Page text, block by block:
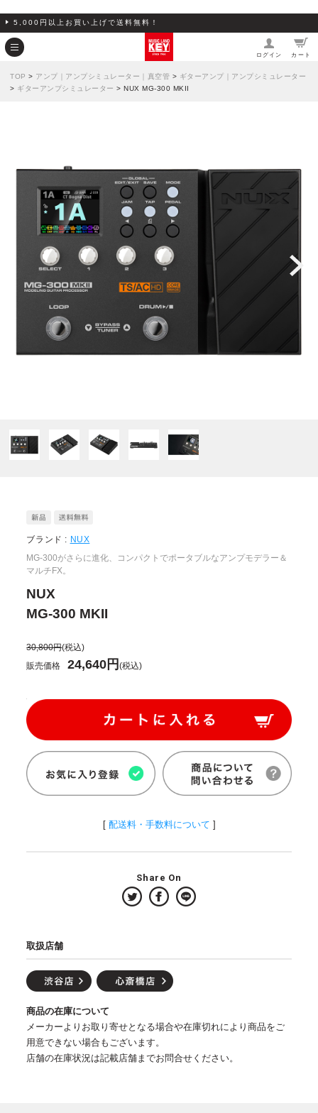
5,000円以上お買い上げで送料無料！
ログイン カート
TOP > アンプ｜アンプシミュレーター｜真空管 > ギターアンプ｜アンプシミュレーター
> ギターアンプシミュレーター > NUX MG-300 MKII
ブランド : NUX
MG-300がさらに進化、コンパクトでポータブルなアンプモデラー＆
マルチFX。
NUX
MG-300 MKII
30,800円(税込)
販売価格
24,640円(税込)
[ 配送料・手数料について ]
Share On
取扱店舗
商品の在庫について
メーカーよりお取り寄せとなる場合や在庫切れにより商品をご
用意できない場合もございます。
店舗の在庫状況は記載店舗までお問合せください。